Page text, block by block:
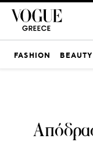
FASHION BEAUTY